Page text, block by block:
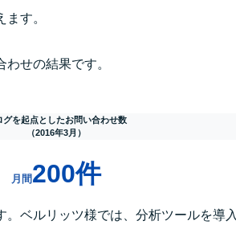
す。
せの結果です。
グを起点としたお問い合わせ数
（2016年3月）
月間200件
。ベルリッツ様では、分析ツールを導